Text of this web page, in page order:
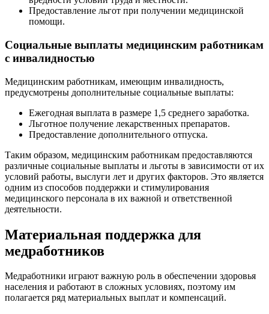
Предоставление льгот при получении медицинской
помощи.
Социальные выплаты медицинским работникам
с инвалидностью
Медицинским работникам, имеющим инвалидность,
предусмотрены дополнительные социальные выплаты:
Ежегодная выплата в размере 1,5 среднего заработка.
Льготное получение лекарственных препаратов.
Предоставление дополнительного отпуска.
Таким образом, медицинским работникам предоставляются
различные социальные выплаты и льготы в зависимости от их
условий работы, выслуги лет и других факторов. Это является
одним из способов поддержки и стимулирования
медицинского персонала в их важной и ответственной
деятельности.
Материальная поддержка для
медработников
Медработники играют важную роль в обеспечении здоровья
населения и работают в сложных условиях, поэтому им
полагается ряд материальных выплат и компенсаций.